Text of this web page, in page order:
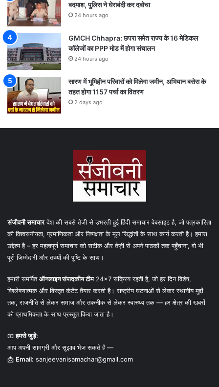
बदमाश, पुलिस ने घेराबंदी कर दबोचा
24 hours ago
GMCH Chhapra: छपरा समेत राज्य के 16 मेडिकल
कॉलेजों का PPP मोड में होगा संचालन
24 hours ago
सारण में भूमिहीन परिवारों को मिलेगा जमीन, अभियान बसेरा के
तहत होगा 1157 पर्चा का वितरण
2 days ago
संजीवनी समाचारदेश की सबसे तेजी से उभरती हुई हिंदी समाचार वेबसाइट है, जो पत्रकारिता
की विश्वसनीयता, प्रमाणिकता और निष्पक्षता के मूल सिद्धांतों के साथ कार्य करती है। हमारा
उद्देश्य है – हर महत्वपूर्ण समाचार को सटीक और तेज़ी से अपने पाठकों तक पहुँचाना, वो भी
पूरी जिम्मेदारी और तथ्यों की पुष्टि के साथ।
हमारी समर्पितऑनलाइन संपादकीय टीम24×7 सक्रिय रहती है, जो हर दिन विशेष,
विश्लेषणात्मक और विस्तृत कंटेंट तैयार करती है। राष्ट्रीय घटनाओं से लेकर स्थानीय मुद्दों
तक, राजनीति से लेकर समाज और तकनीक से लेकर स्वास्थ्य तक — हर क्षेत्र की खबरों
को प्राथमिकता के साथ प्रस्तुत किया जाता है।
📧हमसे जुड़ें:
आप अपनी सामग्री और सुझाव भेज सकते हैं —
📩 Email: sanjeevanisamachar@gmail.com